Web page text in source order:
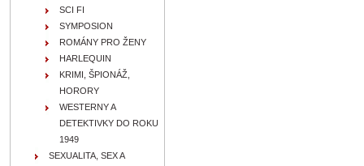
SCI FI
SYMPOSION
ROMÁNY PRO ŽENY
HARLEQUIN
KRIMI, ŠPIONÁŽ,
HORORY
WESTERNY A
DETEKTIVKY DO ROKU
1949
SEXUALITA, SEX A